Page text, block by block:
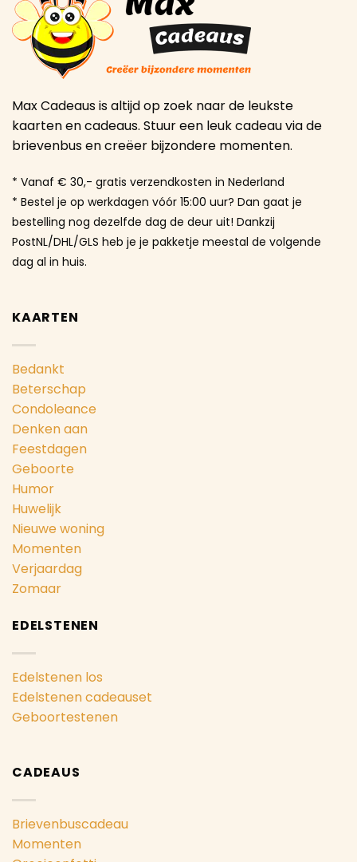
Max Cadeaus is altijd op zoek naar de leukste
kaarten en cadeaus. Stuur een leuk cadeau via de
brievenbus en creëer bijzondere momenten.
* Vanaf € 30,- gratis verzendkosten in Nederland
* Bestel je op werkdagen vóór 15:00 uur? Dan gaat je
bestelling nog dezelfde dag de deur uit! Dankzij
PostNL/DHL/GLS heb je je pakketje meestal de volgende
dag al in huis.
KAARTEN
Bedankt
Beterschap
Condoleance
Denken aan
Feestdagen
Geboorte
Humor
Huwelijk
Nieuwe woning
Momenten
Verjaardag
Zomaar
EDELSTENEN
Edelstenen los
Edelstenen cadeauset
Geboortestenen
CADEAUS
Brievenbuscadeau
Momenten